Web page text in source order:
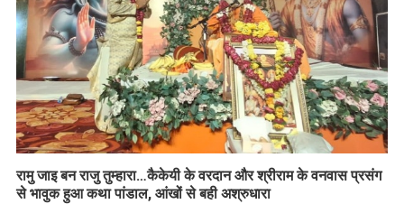
रामु जाइ बन राजु तुम्हारा…कैकेयी के वरदान और श्रीराम के वनवास प्रसंग
से भावुक हुआ कथा पांडाल, आंखों से बही अश्रुधारा